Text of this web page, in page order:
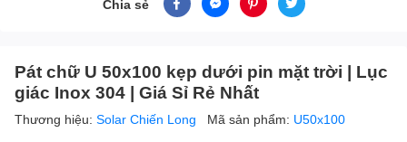
Chia sẻ
Pát chữ U 50x100 kẹp dưới pin mặt trời | Lục
giác Inox 304 | Giá Sỉ Rẻ Nhất
Thương hiệu: Solar Chiến Long Mã sản phẩm: U50x100